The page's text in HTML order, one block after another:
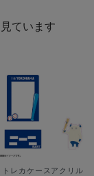
ています
トレカケースアクリル